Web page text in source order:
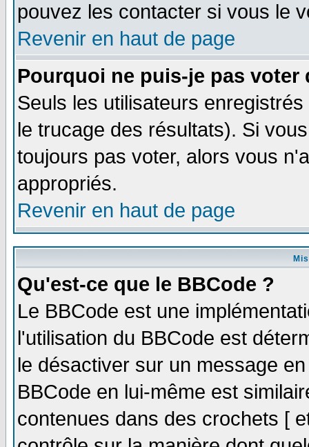
pouvez les contacter si vous le
Revenir en haut de page
Pourquoi ne puis-je pas voter
Seuls les utilisateurs
le trucage des résultats). Si
toujours pas voter, alors vous
appropriés.
Revenir en haut de page
Qu'est-ce que le BBCode ?
Le BBCode est une
l'utilisation du BBCode est
le désactiver sur un message
BBCode en lui-même est
contenues dans des crochets [